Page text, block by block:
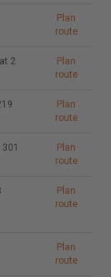
Plan
Plan
Plan
Plan
route
2
Plan
route
Plan
route
Plan
route
Plan
route
Plan
route